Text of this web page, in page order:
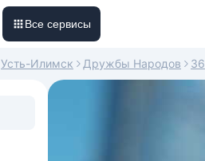
Все сервисы
Усть-Илимск Дружбы Народов 36